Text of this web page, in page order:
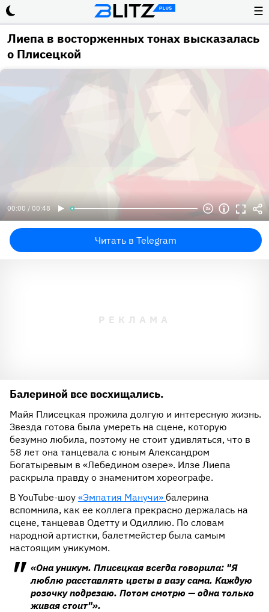
☰
Лиепа в восторженных тонах высказалась
о Плисецкой
00:00 / 00:48
Читать в Telegram
Балериной все восхищались.
Майя Плисецкая прожила долгую и интересную жизнь.
Звезда готова была умереть на сцене, которую
безумно любила, поэтому не стоит удивляться, что в
58 лет она танцевала с юным Александром
Богатыревым в «Лебедином озере». Илзе Лиепа
раскрыла правду о знаменитом хореографе.
В YouTube-шоу «Эмпатия Манучи» балерина
вспомнила, как ее коллега прекрасно держалась на
сцене, танцевав Одетту и Одиллию. По словам
народной артистки, балетмейстер была самым
настоящим уникумом.
«Она уникум. Плисецкая всегда говорила: "Я
люблю расставлять цветы в вазу сама. Каждую
розочку подрезаю. Потом смотрю — одна только
живая стоит"».